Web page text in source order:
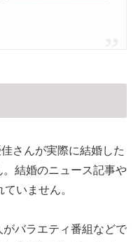
さんが実際に結婚した
結婚のニュース記事や
いません。
バラエティ番組などで